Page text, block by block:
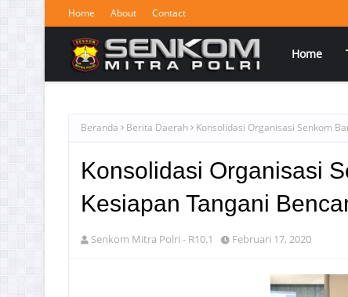
Home About Contact
Home
Beranda Berita Daerah Konsolidasi Organisasi Senkom
Konsolidasi Organisasi
Kesiapan Tangani
Senkom Mitra Polri - R10.1 Februari 17, 2020